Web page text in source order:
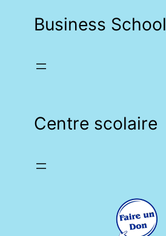
Business School
Centre scolaire